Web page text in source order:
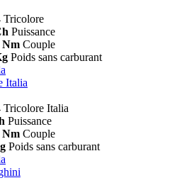
Tricolore
Puissance
Nm Couple
Poids sans carburant
Italia
Tricolore Italia
Puissance
Nm Couple
Poids sans carburant